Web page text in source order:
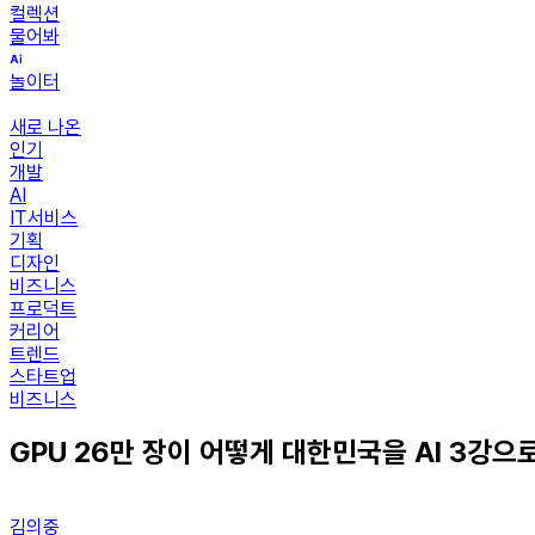
컬렉션
물어봐
놀이터
새로 나온
인기
개발
AI
IT서비스
기획
디자인
비즈니스
프로덕트
커리어
트렌드
스타트업
비즈니스
GPU 26만 장이 어떻게 대한민국을 AI 3강으
김의중